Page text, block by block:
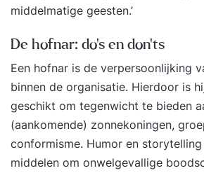
middelmatige geesten.’
De hofnar: do’s en don’ts
Een hofnar is de verpersoonlijking
binnen de organisatie. Hierdoor is
geschikt om tegenwicht te bieden
(aankomende) zonnekoningen,
conformisme. Humor en
middelen om onwelgevallige